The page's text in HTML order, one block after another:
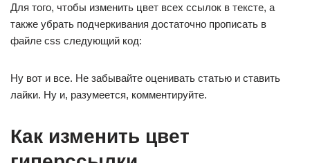
Для того, чтобы изменить цвет всех ссылок в тексте, а
также убрать подчеркивания достаточно прописать в
файле css следующий код:
Ну вот и все. Не забывайте оценивать статью и ставить
лайки. Ну и, разумеется, комментируйте.
Как изменить цвет